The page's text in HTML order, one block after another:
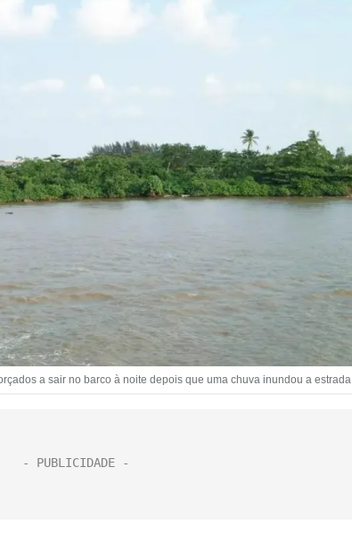
a sair no barco à noite depois que uma chuva inundou a estrada